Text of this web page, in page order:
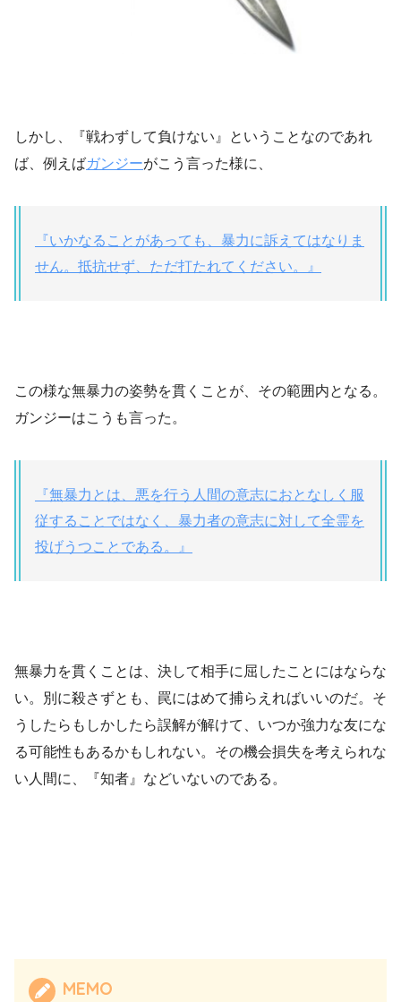
しかし、『戦わずして負けない』ということなのであれ
ば、例えばガンジーがこう言った様に、
『いかなることがあっても、暴力に訴えてはなりま
せん。抵抗せず、ただ打たれてください。』
この様な無暴力の姿勢を貫くことが、その範囲内となる。
ガンジーはこうも言った。
『無暴力とは、悪を行う人間の意志におとなしく服
従することではなく、暴力者の意志に対して全霊を
投げうつことである。』
無暴力を貫くことは、決して相手に屈したことにはならな
い。別に殺さずとも、罠にはめて捕らえればいいのだ。そ
うしたらもしかしたら誤解が解けて、いつか強力な友にな
る可能性もあるかもしれない。その機会損失を考えられな
い人間に、『知者』などいないのである。
MEMO